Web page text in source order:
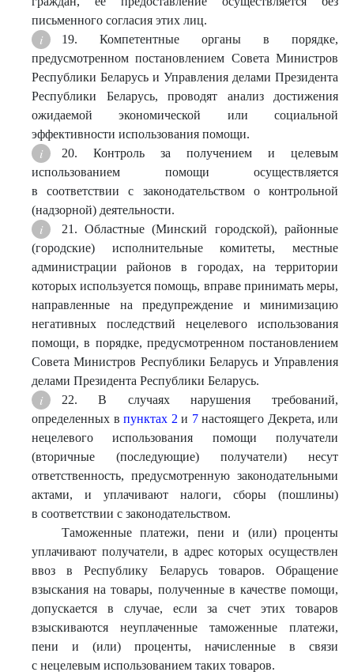
письменного согласия этих лиц.
19. Компетентные органы в порядке,
предусмотренном постановлением Совета Министров
Республики Беларусь и Управления делами Президента
Республики Беларусь, проводят анализ достижения
ожидаемой экономической или социальной
эффективности использования помощи.
20. Контроль за получением и целевым
использованием помощи осуществляется
в соответствии с законодательством о контрольной
(надзорной) деятельности.
21. Областные (Минский городской), районные
(городские) исполнительные комитеты, местные
администрации районов в городах, на территории
которых используется помощь, вправе принимать меры,
направленные на предупреждение и минимизацию
негативных последствий нецелевого использования
помощи, в порядке, предусмотренном постановлением
Совета Министров Республики Беларусь и Управления
делами Президента Республики Беларусь.
22. В случаях нарушения требований,
определенных в пунктах 2 и 7настоящего Декрета, или
нецелевого использования помощи получатели
(вторичные (последующие) получатели) несут
ответственность, предусмотренную законодательными
актами, и уплачивают налоги, сборы (пошлины)
в соответствии с законодательством.
Таможенные платежи, пени и (или) проценты
уплачивают получатели, в адрес которых осуществлен
ввоз в Республику Беларусь товаров. Обращение
взыскания на товары, полученные в качестве помощи,
допускается в случае, если за счет этих товаров
взыскиваются неуплаченные таможенные платежи,
пени и (или) проценты, начисленные в связи
с нецелевым использованием таких товаров.